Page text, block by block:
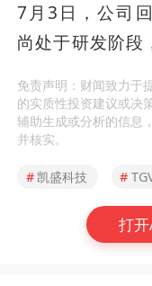
7月3日，公司
尚处于研发阶段
免责声明：财闻致力于
的实质性投资建议或决
辅助生成或分析的信息
并核实。
#凯盛科技 #
打